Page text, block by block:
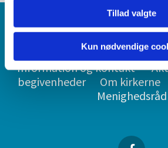
Tillad valgte
Kun nødvendige
THEM
Information og kontakt
begivenheder
Om kirkerne
Menighedsråd